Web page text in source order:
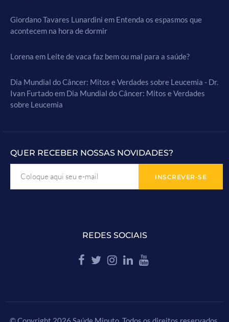
Giordano Tavares Lunardini em Entenda os espasmos que
acontecem na hora de dormir
Lorena em Leite de vaca faz bem ou mal para a saúde?
Dia Mundial do Câncer: Mitos e Verdades sobre Leucemia - Dr.
Ivan Furtadoem Dia Mundial do Câncer: Mitos e Verdades
sobre Leucemia
QUER RECEBER NOSSAS NOVIDADES?
REDES SOCIAIS